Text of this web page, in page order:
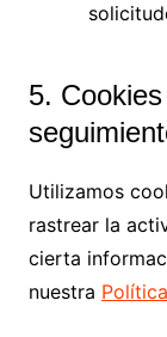
5.
Utilizamos
rastrear la
cierta
nuestra